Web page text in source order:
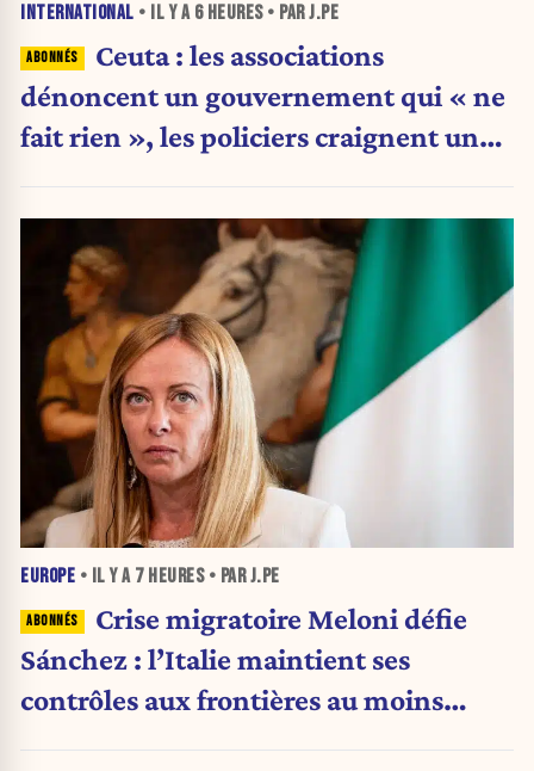
INTERNATIONAL • IL Y A 6 HEURES• PAR J.PE
Ceuta : les associations
dénoncent un gouvernement qui « ne
fait rien », les policiers craignent une
EUROPE • IL Y A 7 HEURES• PAR J.PE
Crise migratoire Meloni défie
Sánchez : l’Italie maintient ses
contrôles aux frontières au moins